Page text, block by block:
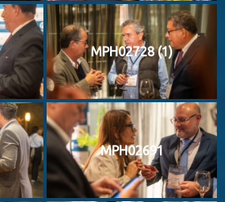
MPH02728 (1)
MPH02691